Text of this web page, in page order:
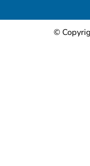
©